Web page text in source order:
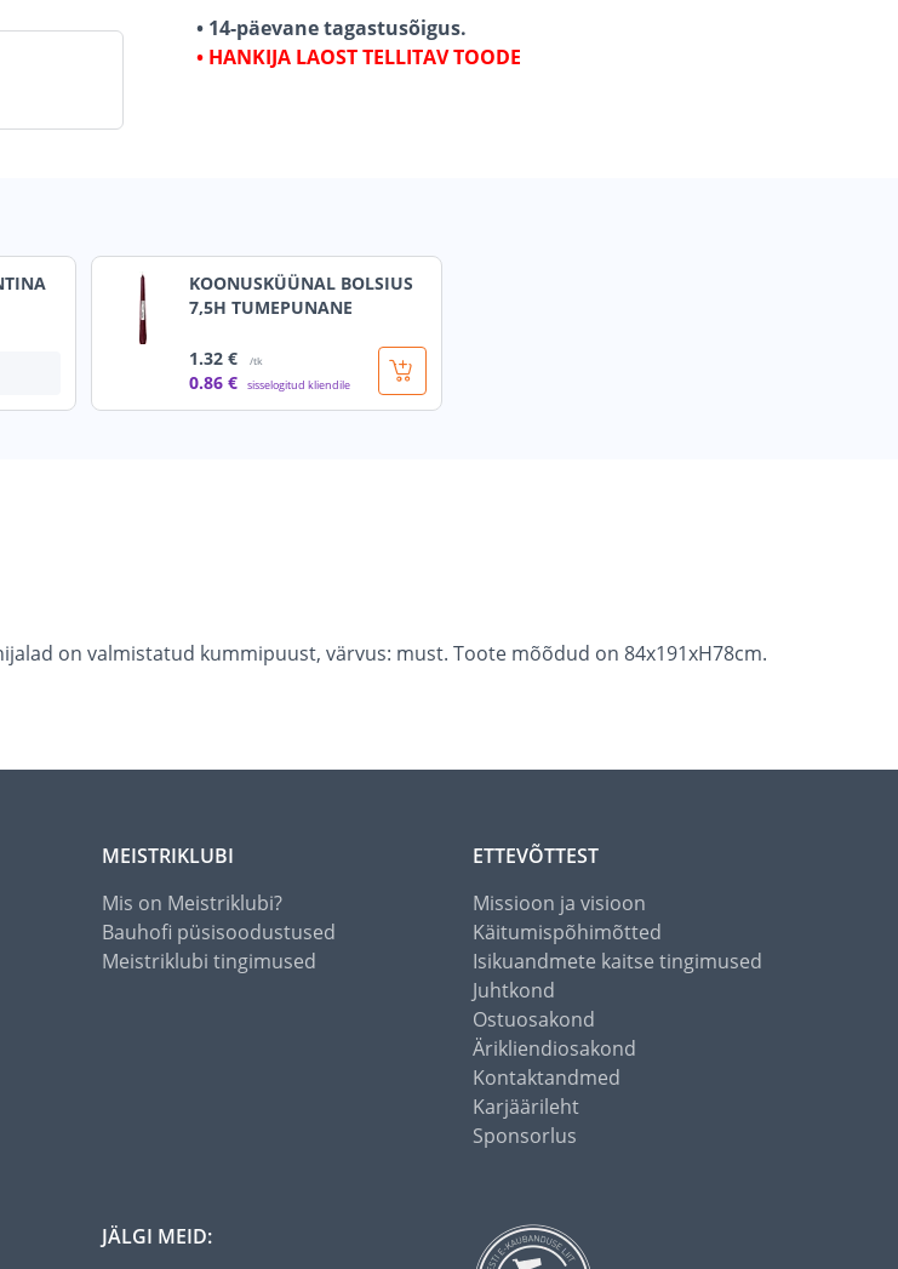
• 14-päevane tagastusõigus.
• HANKIJA LAOST TELLITAV TOODE
KOONUSKÜÜNAL BOLSIUS
7,5H TUMEPUNANE
1.32 € /tk
0.86 € sisselogitud kliendile
on valmistatud kummipuust, värvus: must. Toote mõõdud on 84x191xH78cm.
MEISTRIKLUBI
Mis on Meistriklubi?
Bauhofi püsisoodustused
Meistriklubi tingimused
ETTEVÕTTEST
Missioon ja visioon
Käitumispõhimõtted
Isikuandmete kaitse tingimused
Juhtkond
Ostuosakond
Ärikliendiosakond
Kontaktandmed
Karjäärileht
Sponsorlus
JÄLGI MEID: